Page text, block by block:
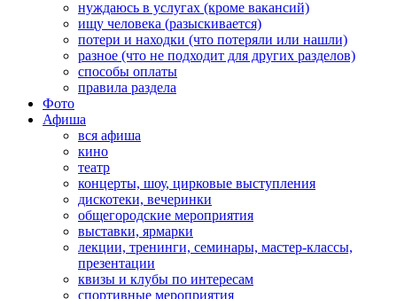
нуждаюсь в услугах (кроме вакансий)
ищу человека (разыскивается)
потери и находки (что потеряли или нашли)
разное (что не подходит для других разделов)
способы оплаты
правила раздела
Фото
Афиша
вся афиша
кино
театр
концерты, шоу, цирковые выступления
дискотеки, вечеринки
общегородские мероприятия
выставки, ярмарки
лекции, тренинги, семинары, мастер-классы,
презентации
квизы и клубы по интересам
спортивные мероприятия